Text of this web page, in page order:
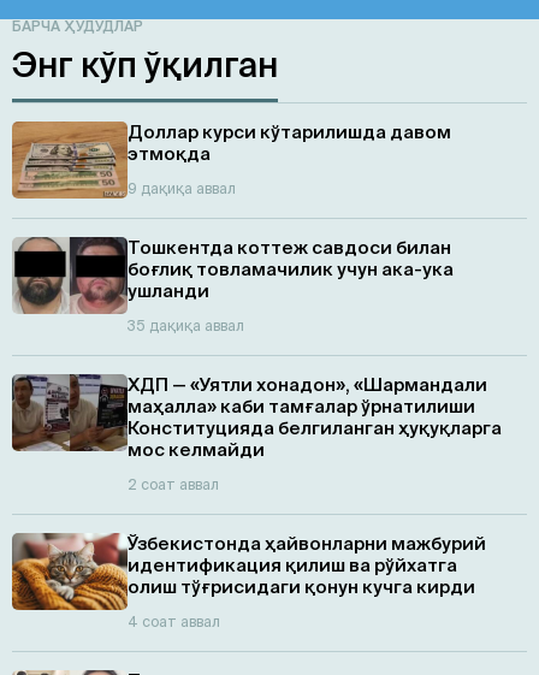
БАРЧА ҲУДУДЛАР
Энг кўп ўқилган
Доллар курси кўтарилишда давом
этмоқда
9 дақиқа аввал
Тошкентда коттеж савдоси билан
боғлиқ товламачилик учун ака-ука
ушланди
35 дақиқа аввал
ХДП — «Уятли хонадон», «Шармандали
маҳалла» каби тамғалар ўрнатилиши
Конституцияда белгиланган ҳуқуқларга
мос келмайди
2 соат аввал
Ўзбекистонда ҳайвонларни мажбурий
идентификация қилиш ва рўйхатга
олиш тўғрисидаги қонун кучга кирди
4 соат аввал